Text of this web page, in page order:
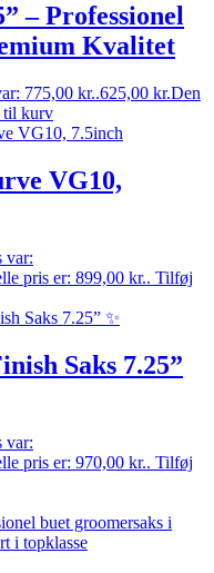
– Professionel
Kvalitet
775,00 kr..625,00 kr.Den
kurv
VG10,
var:
pris er: 899,00 kr.. Tilføj
Saks 7.25”
var:
pris er: 970,00 kr.. Tilføj